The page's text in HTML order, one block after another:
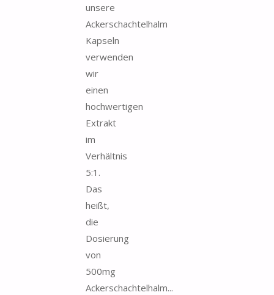
unsere
Ackerschachtelhalm
Kapseln
verwenden
wir
einen
hochwertigen
Extrakt
im
Verhältnis
5:1.
Das
heißt,
die
Dosierung
von
500mg
Ackerschachtelhalm...